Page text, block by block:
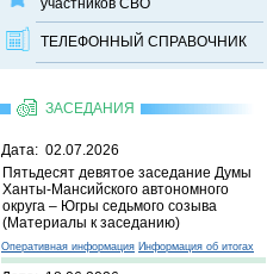
участников СВО
ТЕЛЕФОННЫЙ CПРАВОЧНИК
ЗАСЕДАНИЯ
Дата: 02.07.2026
Пятьдесят девятое заседание Думы
Ханты-Мансийского автономного
округа – Югры седьмого созыва
(Материалы к заседанию)
Оперативная информация Информация об итогах